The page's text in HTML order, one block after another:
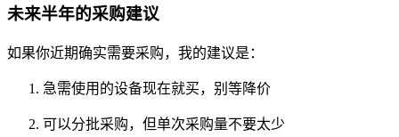
未来半年的采购建议
如果你近期确实需要采购，我的建议是：
急需使用的设备现在就买，别等降价
可以分批采购，但单次采购量不要太少